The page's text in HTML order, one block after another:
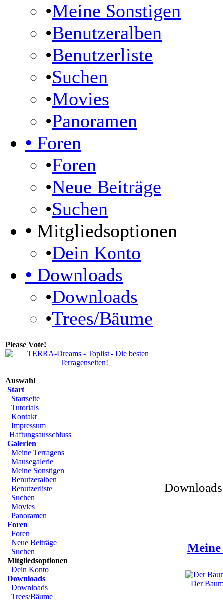
•Meine Sonstigen
•Benutzeralben
•Benutzerliste
•Suchen
•Movies
•Panoramen
• Foren
•Foren
•Neue Beiträge
•Suchen
• Mitgliedsoptionen
•Dein Konto
• Downloads
•Downloads
•Trees/Bäume
Please Vote!
Auswahl
Start
Startseite
Tutorials
Kontakt
Impressum
Haftungsausschluss
Galerien
Meine Terragens
Mausegalerie
Meine Sonstigen
Benutzeralben
Benutzerliste
Suchen
Movies
Panoramen
Foren
Foren
Neue Beiträge
Suchen
Mitgliedsoptionen
Dein Konto
Downloads
Downloads
Trees/Bäume
Downloads
Der